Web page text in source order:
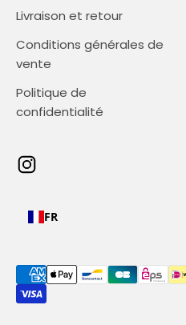
Livraison et retour
Conditions générales de
vente
Politique de
confidentialité
FR